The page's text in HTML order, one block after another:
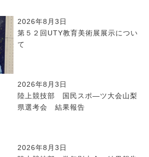
2026年8月3日
第５２回UTY教育美術展展示につい
て
2026年8月3日
陸上競技部 国民スポ―ツ大会山梨
県選考会 結果報告
2026年8月3日